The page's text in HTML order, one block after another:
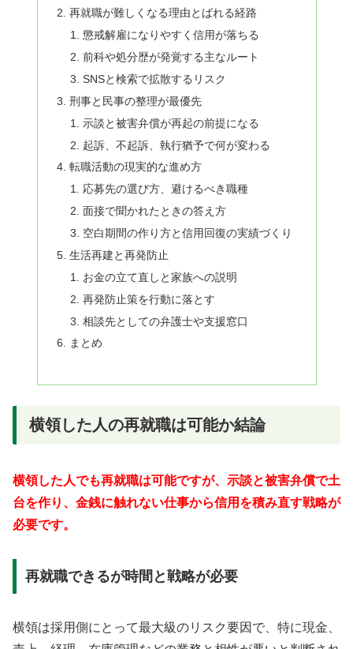
再就職が難しくなる理由とばれる経路
懲戒解雇になりやすく信用が落ちる
前科や処分歴が発覚する主なルート
SNSと検索で拡散するリスク
刑事と民事の整理が最優先
示談と被害弁償が再起の前提になる
起訴、不起訴、執行猶予で何が変わる
転職活動の現実的な進め方
応募先の選び方、避けるべき職種
面接で聞かれたときの答え方
空白期間の作り方と信用回復の実績づくり
生活再建と再発防止
お金の立て直しと家族への説明
再発防止策を行動に落とす
相談先としての弁護士や支援窓口
まとめ
横領した人の再就職は可能か結論
横領した人でも再就職は可能ですが、示談と被害弁償で土
台を作り、金銭に触れない仕事から信用を積み直す戦略が
必要です。
再就職できるが時間と戦略が必要
横領は採用側にとって最大級のリスク要因で、特に現金、